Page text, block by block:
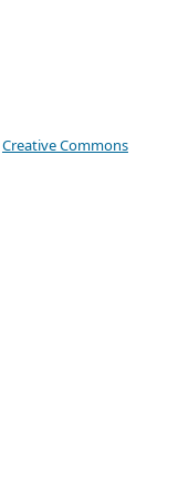
Creative Commons